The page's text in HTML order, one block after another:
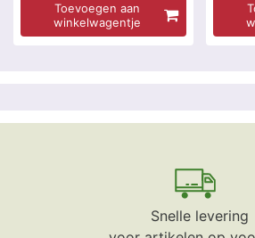
Toevoegen aan
winkelwagentje
Snelle levering